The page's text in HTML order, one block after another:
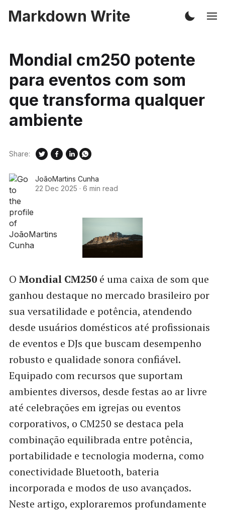
Markdown Write
Mondial cm250 potente
para eventos com som
que transforma qualquer
ambiente
JoãoMartins Cunha
22 Dec 2025 · 6 min read
Share:
O Mondial CM250é uma caixa de som que
ganhou destaque no mercado brasileiro por
sua versatilidade e potência, atendendo
desde usuários domésticos até profissionais
de eventos e DJs que buscam desempenho
robusto e qualidade sonora confiável.
Equipado com recursos que suportam
ambientes diversos, desde festas ao ar livre
até celebrações em igrejas ou eventos
corporativos, o CM250 se destaca pela
combinação equilibrada entre potência,
portabilidade e tecnologia moderna, como
conectividade Bluetooth, bateria
incorporada e modos de uso avançados.
Neste artigo, exploraremos profundamente